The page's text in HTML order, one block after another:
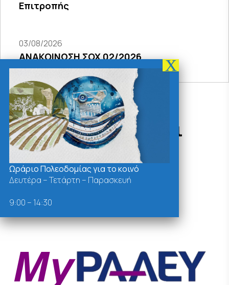
Επιτροπής
03/08/2026
ΑΝΑΚΟΙΝΩΣΗ ΣΟΧ 02/2026
Δράσεις - Χρήσιμοι
Σύνδεσμοι
Ωράριο Πολεοδομίας για το κοινό
Δευτέρα – Τετάρτη – Παρασκευή
9:00 – 14:30